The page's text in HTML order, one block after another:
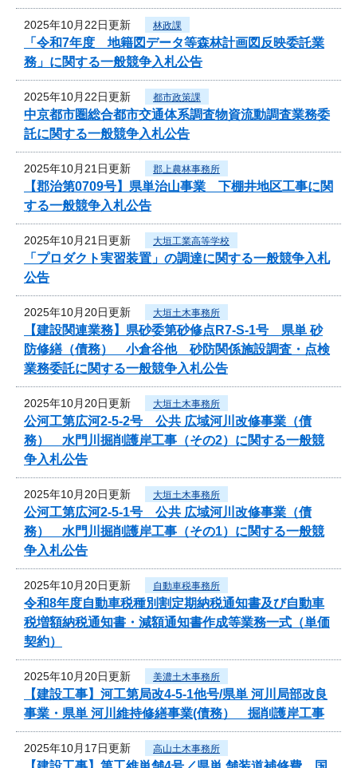
2025年10月22日更新 林政課
「令和7年度 地籍図データ等森林計画図反映委託業
務」に関する一般競争入札公告
2025年10月22日更新 都市政策課
中京都市圏総合都市交通体系調査物資流動調査業務委
託に関する一般競争入札公告
2025年10月21日更新 郡上農林事務所
【郡治第0709号】県単治山事業 下棚井地区工事に関
する一般競争入札公告
2025年10月21日更新 大垣工業高等学校
「プロダクト実習装置」の調達に関する一般競争入札
公告
2025年10月20日更新 大垣土木事務所
【建設関連業務】県砂委第砂修点R7-S-1号 県単 砂
防修繕（債務） 小倉谷他 砂防関係施設調査・点検
業務委託に関する一般競争入札公告
2025年10月20日更新 大垣土木事務所
公河工第広河2-5-2号 公共 広域河川改修事業（債
務） 水門川掘削護岸工事（その2）に関する一般競
争入札公告
2025年10月20日更新 大垣土木事務所
公河工第広河2-5-1号 公共 広域河川改修事業（債
務） 水門川掘削護岸工事（その1）に関する一般競
争入札公告
2025年10月20日更新 自動車税事務所
令和8年度自動車税種別割定期納税通知書及び自動車
税増額納税通知書・減額通知書作成等業務一式（単価
契約）
2025年10月20日更新 美濃土木事務所
【建設工事】河工第局改4-5-1他号/県単 河川局部改良
事業・県単 河川維持修繕事業(債務） 掘削護岸工事
2025年10月17日更新 高山土木事務所